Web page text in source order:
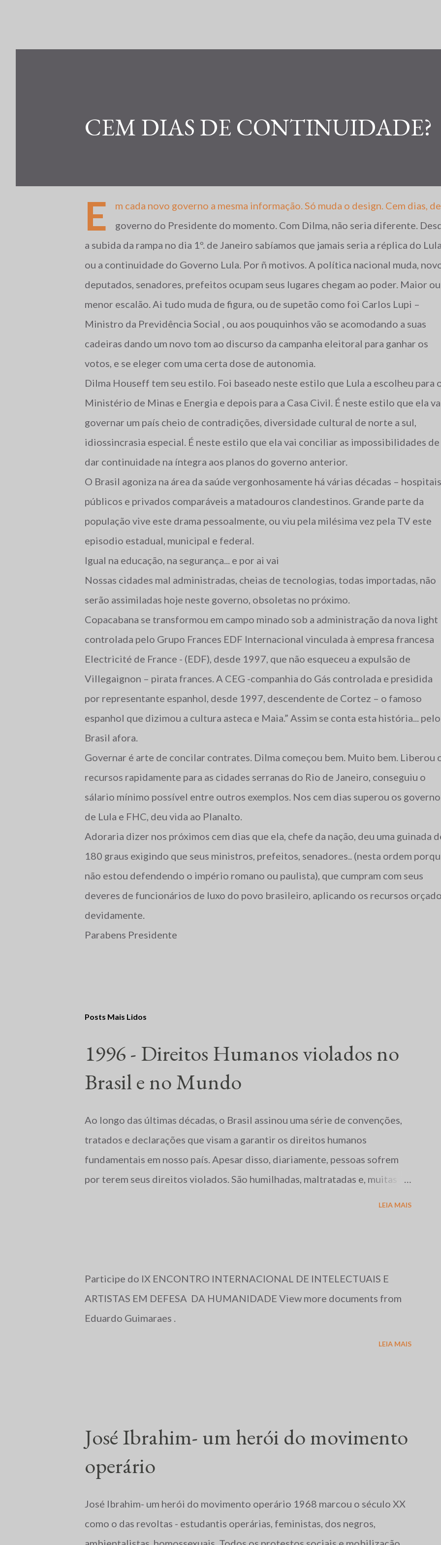
CEM DIAS DE CONTINUIDADE?
E
m cada novo governo a mesma informação. Só muda o design. Cem dias, de
governo do Presidente do momento. Com Dilma, não seria diferente.
a subida da rampa no dia 1º. de Janeiro sabíamos que jamais seria a réplica do
ou a continuidade do Governo Lula. Por ñ motivos. A política nacional muda,
deputados, senadores, prefeitos ocupam seus lugares chegam ao poder. Maior ou
menor escalão. Ai tudo muda de figura, ou de supetão como foi Carlos Lupi –
Ministro da Previdência Social , ou aos pouquinhos vão se acomodando a suas
cadeiras dando um novo tom ao discurso da campanha eleitoral para ganhar os
votos, e se eleger com uma certa dose de autonomia.
Dilma Houseff tem seu estilo. Foi baseado neste estilo que Lula a escolheu para
Ministério de Minas e Energia e depois para a Casa Civil. É neste estilo que ela
governar um país cheio de contradições, diversidade cultural de norte a sul,
idiossincrasia especial. É neste estilo que ela vai conciliar as impossibilidades de
dar continuidade na íntegra aos planos do governo anterior.
O Brasil agoniza na área da saúde vergonhosamente há várias décadas – hospitais
públicos e privados comparáveis a matadouros clandestinos. Grande parte da
população vive este drama pessoalmente, ou viu pela milésima vez pela TV este
episodio estadual, municipal e federal.
Igual na educação, na segurança... e por ai vai
Nossas cidades mal administradas, cheias de tecnologias, todas importadas, não
serão assimiladas hoje neste governo, obsoletas no próximo.
Copacabana se transformou em campo minado sob a administração da nova light
controlada pelo Grupo Frances EDF Internacional vinculada à empresa francesa
Electricité de France - (EDF), desde 1997, que não esqueceu a expulsão de
Villegaignon – pirata frances. A CEG -companhia do Gás controlada e presidida
por representante espanhol, desde 1997, descendente de Cortez – o famoso
espanhol que dizimou a cultura asteca e Maia.” Assim se conta esta história... pelo
Brasil afora.
Governar é arte de concilar contrates. Dilma começou bem. Muito bem. Liberou
recursos rapidamente para as cidades serranas do Rio de Janeiro, conseguiu o
sálario mínimo possível entre outros exemplos. Nos cem dias superou os
de Lula e FHC, deu vida ao Planalto.
Adoraria dizer nos próximos cem dias que ela, chefe da nação, deu uma guinada
180 graus exigindo que seus ministros, prefeitos, senadores.. (nesta ordem
não estou defendendo o império romano ou paulista), que cumpram com seus
deveres de funcionários de luxo do povo brasileiro, aplicando os recursos
devidamente.
Parabens Presidente
Posts Mais Lidos
1996 - Direitos Humanos violados no
Brasil e no Mundo
Ao longo das últimas décadas, o Brasil assinou uma série de convenções,
tratados e declarações que visam a garantir os direitos humanos
fundamentais em nosso país. Apesar disso, diariamente, pessoas sofrem
por terem seus direitos violados. São humilhadas, maltratadas e, muitas
situação dos direitos humanos em diversos países do mundo, e cujos
relatos sobre o Brasil, nos anos de 1996 e 1997, serviram de base para o
relato exposto a seguir. Relatório em 1996: O ano de 1996, no Brasil, foi
LEIA MAIS
Participe do IX ENCONTRO INTERNACIONAL DE INTELECTUAIS E
ARTISTAS EM DEFESA DA HUMANIDADE View more documents from
Eduardo Guimaraes .
LEIA MAIS
José Ibrahim- um herói do movimento
operário
José Ibrahim- um herói do movimento operário 1968 marcou o século XX
como o das revoltas - estudantis operárias, feministas, dos negros,